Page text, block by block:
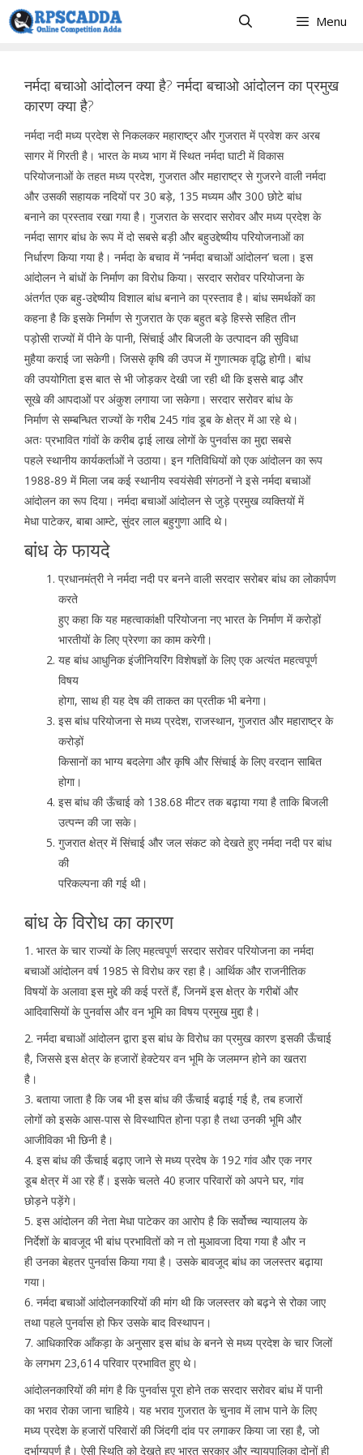
Skip
to
Menu
नर्मदा बचाओ आंदोलन क्या है? नर्मदा बचाओ आंदोलन का प्रमुख
कारण क्या है?
नर्मदा नदी मध्य प्रदेश से निकलकर महाराष्ट्र और गुजरात में प्रवेश कर अरब
सागर में गिरती है। भारत के मध्य भाग में स्थित नर्मदा घाटी में विकास
परियोजनाओं के तहत मध्य प्रदेश, गुजरात और महाराष्ट्र से गुजरने वाली नर्मदा
और उसकी सहायक नदियों पर 30 बड़े, 135 मध्यम और 300 छोटे बांध
बनाने का प्रस्ताव रखा गया है। गुजरात के सरदार सरोवर और मध्य प्रदेश के
नर्मदा सागर बांध के रूप में दो सबसे बड़ी और बहुउद्देष्यीय परियोजनाओं का
निर्धारण किया गया है। नर्मदा के बचाव में ‘नर्मदा बचाओं आंदोलन’ चला। इस
आंदोलन ने बांधों के निर्माण का विरोध किया। सरदार सरोवर परियोजना के
अंतर्गत एक बहु-उद्देष्यीय विशाल बांध बनाने का प्रस्ताव है। बांध समर्थकों का
कहना है कि इसके निर्माण से गुजरात के एक बहुत बड़े हिस्से सहित तीन
पड़ोसी राज्यों में पीने के पानी, सिंचाई और बिजली के उत्पादन की सुविधा
मुहैया कराई जा सकेगी। जिससे कृषि की उपज में गुणात्मक वृद्धि होगी। बांध
की उपयोगिता इस बात से भी जोड़कर देखी जा रही थी कि इससे बाढ़ और
सूखे की आपदाओं पर अंकुश लगाया जा सकेगा। सरदार सरोवर बांध के
निर्माण से सम्बन्धित राज्यों के गरीब 245 गांव डूब के क्षेत्र में आ रहे थे।
अतः प्रभावित गांवों के करीब ढ़ाई लाख लोगों के पुनर्वास का मुद्दा सबसे
पहले स्थानीय कार्यकर्ताओं ने उठाया। इन गतिविधियों को एक आंदोलन का रूप
1988-89 में मिला जब कई स्थानीय स्वयंसेवी संगठनों ने इसे नर्मदा बचाओं
आंदोलन का रूप दिया। नर्मदा बचाओं आंदोलन से जुड़े प्रमुख व्यक्तियों में
मेधा पाटेकर, बाबा आम्टे, सुंदर लाल बहुगुणा आदि थे।
बांध के फायदे
प्रधानमंत्री ने नर्मदा नदी पर बनने वाली सरदार सरोबर बांध का लोकार्पण
करते
हुए कहा कि यह महत्वाकांक्षी परियोजना नए भारत के निर्माण में करोड़ों
भारतीयों के लिए प्रेरणा का काम करेगी।
यह बांध आधुनिक इंजीनियरिंग विशेषज्ञों के लिए एक अत्यंत महत्वपूर्ण
विषय
होगा, साथ ही यह देष की ताकत का प्रतीक भी बनेगा।
इस बांध परियोजना से मध्य प्रदेश, राजस्थान, गुजरात और महाराष्ट्र के
करोड़ों
किसानों का भाग्य बदलेगा और कृषि और सिंचाई के लिए वरदान साबित
होगा।
इस बांध की ऊँचाई को 138.68 मीटर तक बढ़ाया गया है ताकि बिजली
उत्पन्न की जा सके।
गुजरात क्षेत्र में सिंचाई और जल संकट को देखते हुए नर्मदा नदी पर बांध
की
परिकल्पना की गई थी।
बांध के विरोध का कारण
1. भारत के चार राज्यों के लिए महत्वपूर्ण सरदार सरोवर परियोजना का नर्मदा
बचाओं आंदोलन वर्ष 1985 से विरोध कर रहा है। आर्थिक और राजनीतिक
विषयों के अलावा इस मुद्दे की कई परतें हैं, जिनमें इस क्षेत्र के गरीबों और
आदिवासियों के पुनर्वास और वन भूमि का विषय प्रमुख मुद्दा है।
2. नर्मदा बचाओं आंदोलन द्वारा इस बांध के विरोध का प्रमुख कारण इसकी ऊँचाई
है, जिससे इस क्षेत्र के हजारों हेक्टेयर वन भूमि के जलमग्न होने का खतरा
है।
3. बताया जाता है कि जब भी इस बांध की ऊँचाई बढ़ाई गई है, तब हजारों
लोगों को इसके आस-पास से विस्थापित होना पड़ा है तथा उनकी भूमि और
आजीविका भी छिनी है।
4. इस बांध की ऊँचाई बढ़ाए जाने से मध्य प्रदेष के 192 गांव और एक नगर
डूब क्षेत्र में आ रहे हैं। इसके चलते 40 हजार परिवारों को अपने घर, गांव
छोड़ने पड़ेंगे।
5. इस आंदोलन की नेता मेधा पाटेकर का आरोप है कि सर्वोच्च न्यायालय के
निर्देशों के बावजूद भी बांध प्रभावितों को न तो मुआवजा दिया गया है और न
ही उनका बेहतर पुनर्वास किया गया है। उसके बावजूद बांध का जलस्तर बढ़ाया
गया।
6. नर्मदा बचाओं आंदोलनकारियों की मांग थी कि जलस्तर को बढ़ने से रोका जाए
तथा पहले पुनर्वास हो फिर उसके बाद विस्थापन।
7. आधिकारिक आँकड़ा के अनुसार इस बांध के बनने से मध्य प्रदेश के चार जिलों
के लगभग 23,614 परिवार प्रभावित हुए थे।
आंदोलनकारियों की मांग है कि पुनर्वास पूरा होने तक सरदार सरोवर बांध में पानी
का भराव रोका जाना चाहिये। यह भराव गुजरात के चुनाव में लाभ पाने के लिए
मध्य प्रदेश के हजारों परिवारों की जिंदगी दांव पर लगाकर किया जा रहा है, जो
दुर्भाग्यपूर्ण है। ऐसी स्थिति को देखते हुए भारत सरकार और न्यायपालिका दोनों ही